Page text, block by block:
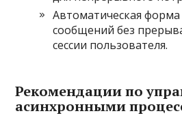
Автоматическая
сообщений без
сессии пользователя.
Рекомендации по
асинхронными